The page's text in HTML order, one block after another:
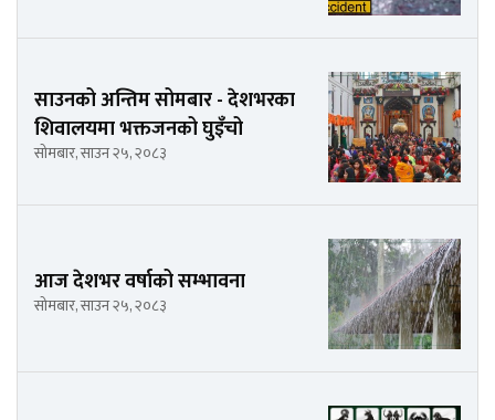
साउनको अन्तिम सोमबार - देशभरका
शिवालयमा भक्तजनको घुइँचो
सोमबार, साउन २५, २०८३
आज देशभर वर्षाको सम्भावना
सोमबार, साउन २५, २०८३